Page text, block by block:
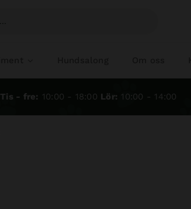
Tis - fre: 10:00 - 18:00 Lör: 10:00 - 14:00